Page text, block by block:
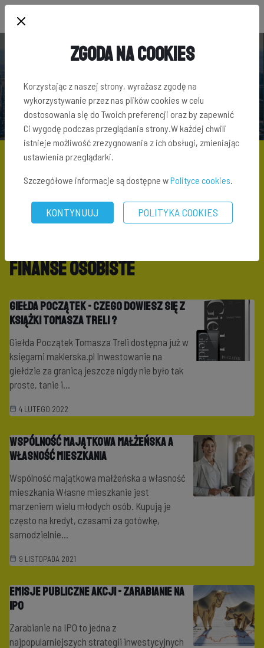
BLOG INWESTORA
\ FINANSE OSOBISTE
Finanse Osobiste
Giełda Początek - czego dowiesz się z
książki Tomasza Treli ?
Giełda Początek Tomasza Treli dostępna już w
księgarni maklerska.pl Inwestowanie na
giełdzie za granicą jeszcze nigdy nie było tak
proste, tanie i...
4 LUTEGO 2022
Wspólność majątkowa małżeńska a
własność mieszkania
Wspólność majątkowa małżeńska a własność
mieszkania Własne mieszkanie jest
marzeniem wielu młodych osób. Kupują je
często na kredyt, czasami za gotówkę,
samodzielnie...
9 LISTOPADA 2021
Emisje Publiczne akcji - zarabianie na
IPO
Zarabianie na IPO to jedna z
najpopularniejszych strategii inwestycyjnych
Zgoda na Cookies
Korzystając z naszej strony, wyrażasz zgodę na
wykorzystywanie przez nas plików cookies w celu
dostosowania się do Twoich preferencji oraz by zapewnić
Ci wygodę podczas przeglądania strony.W każdej chwili
istnieje możliwość zrezygnowania z ich obsługi, zmieniając
ustawienia przeglądarki.
Szczegółowe informacje są dostępne wPolityce cookies.
KONTYNUUJ POLITYKA COOKIES